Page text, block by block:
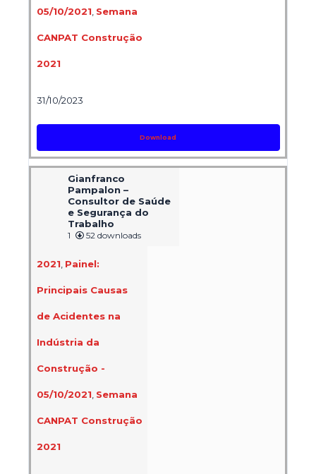
05/10/2021, Semana
CANPAT Construção
2021
31/10/2023
Download
Gianfranco
Pampalon –
Consultor de Saúde
e Segurança do
Trabalho
1 52 downloads
2021 Painel:
Principais Causas
de Acidentes na
Indústria da
Construção -
05/10/2021 Semana
CANPAT Construção
2021